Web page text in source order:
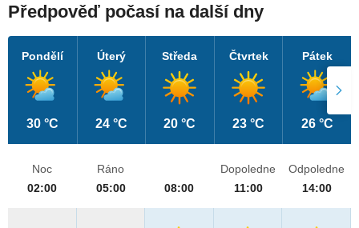
Předpověď počasí na další dny
Pondělí
30 °C
Úterý
24 °C
Středa
20 °C
Čtvrtek
23 °C
Pátek
26 °C
Noc
02:00
Ráno
05:00
08:00
Dopoledne
11:00
Odpoledne
14:00